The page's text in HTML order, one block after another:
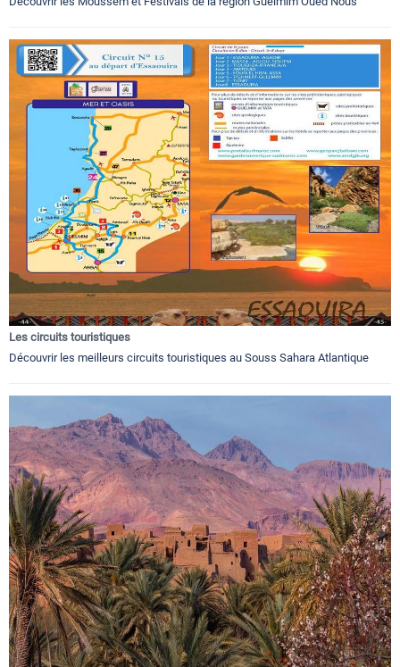
Les circuits touristiques
Découvrir les meilleurs circuits touristiques au Souss Sahara Atlantique